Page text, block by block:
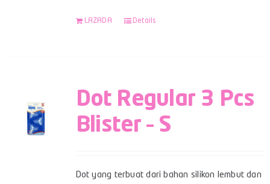
LAZADA Details
Dot Regular 3 Pcs
Blister – S
Dot yang terbuat dari bahan silikon lembut dan